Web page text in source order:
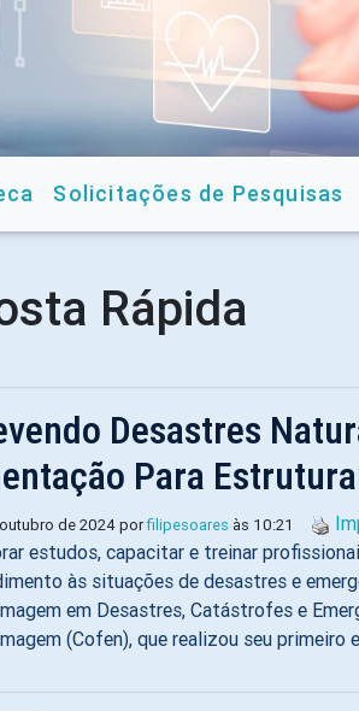
Solicitações de Pesquisas
Rápida
Desastres
Para
de 2024 porfilipesoares às 10:21
estudos, capacitar e treinar
às situações de desastres e
em Desastres, Catástrofes e
(Cofen), que realizou seu